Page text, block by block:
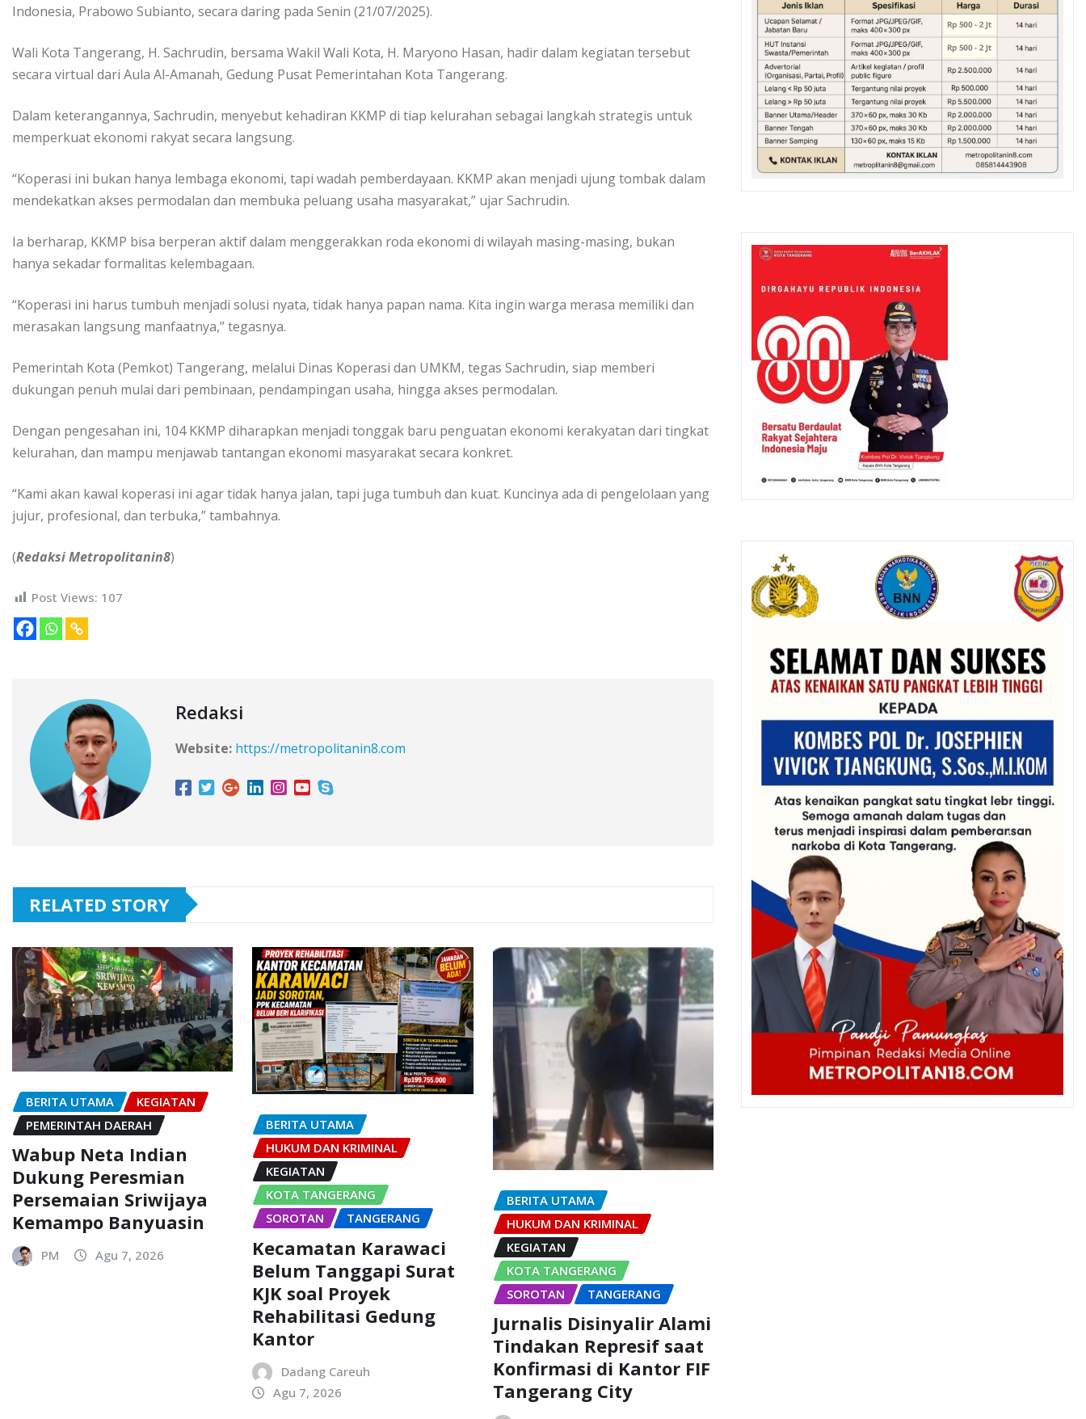
Indonesia, Prabowo Subianto, secara daring pada Senin (21/07/2025).
Wali Kota Tangerang, H. Sachrudin, bersama Wakil Wali Kota, H. Maryono Hasan, hadir dalam kegiatan tersebut
secara virtual dari Aula Al-Amanah, Gedung Pusat Pemerintahan Kota Tangerang.
Dalam keterangannya, Sachrudin, menyebut kehadiran KKMP di tiap kelurahan sebagai langkah strategis untuk
memperkuat ekonomi rakyat secara langsung.
“Koperasi ini bukan hanya lembaga ekonomi, tapi wadah pemberdayaan. KKMP akan menjadi ujung tombak dalam
mendekatkan akses permodalan dan membuka peluang usaha masyarakat,” ujar Sachrudin.
Ia berharap, KKMP bisa berperan aktif dalam menggerakkan roda ekonomi di wilayah masing-masing, bukan
hanya sekadar formalitas kelembagaan.
“Koperasi ini harus tumbuh menjadi solusi nyata, tidak hanya papan nama. Kita ingin warga merasa memiliki dan
merasakan langsung manfaatnya,” tegasnya.
Pemerintah Kota (Pemkot) Tangerang, melalui Dinas Koperasi dan UMKM, tegas Sachrudin, siap memberi
dukungan penuh mulai dari pembinaan, pendampingan usaha, hingga akses permodalan.
Dengan pengesahan ini, 104 KKMP diharapkan menjadi tonggak baru penguatan ekonomi kerakyatan dari tingkat
kelurahan, dan mampu menjawab tantangan ekonomi masyarakat secara konkret.
“Kami akan kawal koperasi ini agar tidak hanya jalan, tapi juga tumbuh dan kuat. Kuncinya ada di pengelolaan yang
jujur, profesional, dan terbuka,” tambahnya.
(Redaksi Metropolitanin8)
Post Views: 107
Redaksi
Website: https://metropolitanin8.com
RELATED STORY
BERITA UTAMA
KEGIATAN
PEMERINTAH DAERAH
Wabup Neta Indian
Dukung Peresmian
Persemaian Sriwijaya
Kemampo Banyuasin
PM Agu 7, 2026
BERITA UTAMA
HUKUM DAN KRIMINAL
KEGIATAN
KOTA TANGERANG
SOROTAN
TANGERANG
Kecamatan Karawaci
Belum Tanggapi Surat
KJK soal Proyek
Rehabilitasi Gedung
Kantor
Dadang Careuh
Agu 7, 2026
BERITA UTAMA
HUKUM DAN KRIMINAL
KEGIATAN
KOTA TANGERANG
SOROTAN
TANGERANG
Jurnalis Disinyalir Alami
Tindakan Represif saat
Konfirmasi di Kantor FIF
Tangerang City